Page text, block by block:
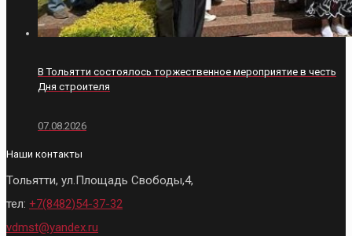
В Тольятти состоялось торжественное мероприятие в честь
Дня строителя
07.08.2026
Наши контакты
Тольятти, ул.Площадь Свободы,4,
тел: +7(8482)54-37-32
vdmst@yandex.ru